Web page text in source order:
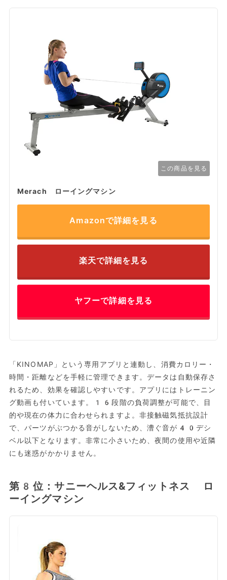
この商品を見る
Merach ローイングマシン
Amazonで詳細を見る
楽天で詳細を見る
ヤフーで詳細を見る
「KINOMAP」という専用アプリと連動し、消費カロリー・
時間・距離などを手軽に管理できます。データは自動保存さ
れるため、効果を確認しやすいです。アプリにはトレーニン
グ動画も付いています。16段階の負荷調整が可能で、目
的や現在の体力に合わせられますよ。非接触磁気抵抗設計
で、パーツがぶつかる音がしないため、漕ぐ音が40デシ
ベル以下となります。非常に小さいため、夜間の使用や近隣
にも迷惑がかかりません。
第8位：サニーヘルス&フィットネス ロ
ーイングマシン